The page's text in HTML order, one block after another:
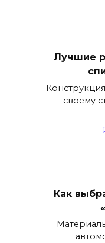
Лучшие
своему
Как